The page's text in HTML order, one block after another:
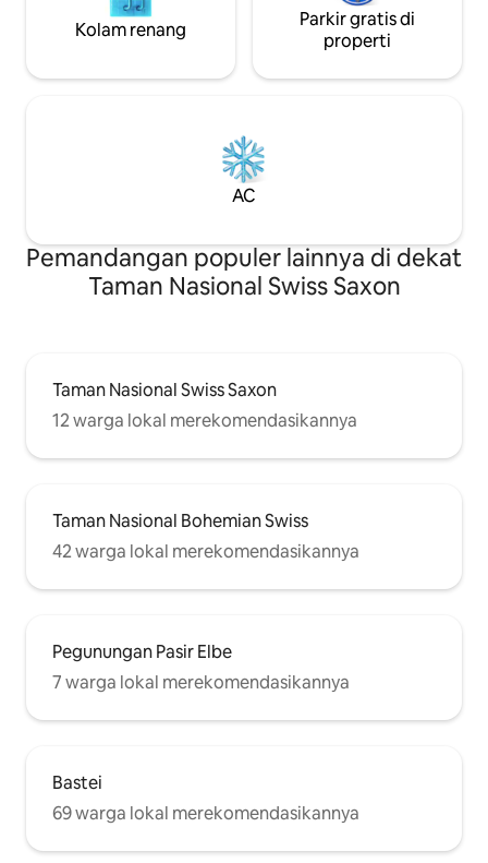
Kolam renang
Parkir gratis di
properti
AC
Pemandangan populer lainnya di dekat
Taman Nasional Swiss Saxon
Taman Nasional Swiss Saxon
12 warga lokal merekomendasikannya
Taman Nasional Bohemian Swiss
42 warga lokal merekomendasikannya
Pegunungan Pasir Elbe
7 warga lokal merekomendasikannya
Bastei
69 warga lokal merekomendasikannya